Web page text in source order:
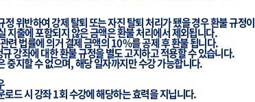
정위반하여강제 탈퇴또는자진탈퇴처리가됐을경우환불규정이
지출에포함되지않은금액은환불처리에서제외됩니다.
관련법률에의거결제 금액의10%를공제후환불 됩니다.
규강좌에대한환불규정을별도고지하고적용할수있습니다.
중지할수없으며,해당일자까지만수강가능합니다.
로드시강좌1회수강에해당하는효력을지닙니다.